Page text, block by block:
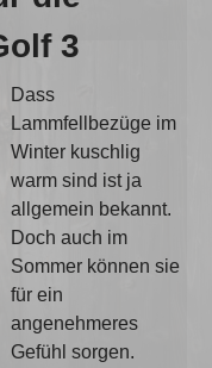
3
Dass
Lammfellbezüge im
Winter kuschlig
warm sind ist ja
allgemein bekannt.
Doch auch im
Sommer können sie
für ein
angenehmeres
Gefühl sorgen.